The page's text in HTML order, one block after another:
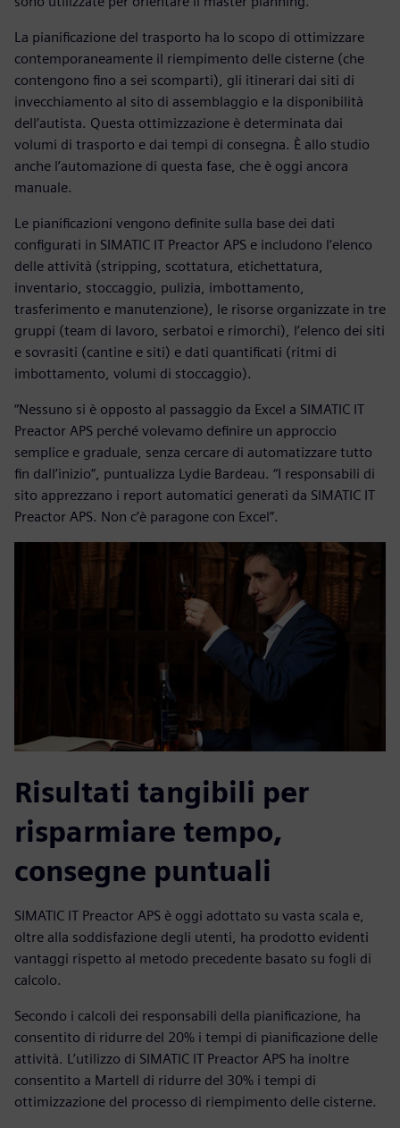
La pianificazione del trasporto ha lo scopo di ottimizzare
contemporaneamente il riempimento delle cisterne (che
contengono fino a sei scomparti), gli itinerari dai siti di
invecchiamento al sito di assemblaggio e la disponibilità
dell’autista. Questa ottimizzazione è determinata dai
volumi di trasporto e dai tempi di consegna. È allo studio
anche l’automazione di questa fase, che è oggi ancora
manuale.
Le pianificazioni vengono definite sulla base dei dati
configurati in SIMATIC IT Preactor APS e includono l’elenco
delle attività (stripping, scottatura, etichettatura,
inventario, stoccaggio, pulizia, imbottamento,
trasferimento e manutenzione), le risorse organizzate in tre
gruppi (team di lavoro, serbatoi e rimorchi), l’elenco dei siti
e sovrasiti (cantine e siti) e dati quantificati (ritmi di
imbottamento, volumi di stoccaggio).
“Nessuno si è opposto al passaggio da Excel a SIMATIC IT
Preactor APS perché volevamo definire un approccio
semplice e graduale, senza cercare di automatizzare tutto
fin dall’inizio”, puntualizza Lydie Bardeau. “I responsabili di
sito apprezzano i report automatici generati da SIMATIC IT
Preactor APS. Non c’è paragone con Excel”.
Risultati tangibili per
risparmiare tempo,
consegne puntuali
SIMATIC IT Preactor APS è oggi adottato su vasta scala e,
oltre alla soddisfazione degli utenti, ha prodotto evidenti
vantaggi rispetto al metodo precedente basato su fogli di
calcolo.
Secondo i calcoli dei responsabili della pianificazione, ha
consentito di ridurre del 20% i tempi di pianificazione delle
attività. L’utilizzo di SIMATIC IT Preactor APS ha inoltre
consentito a Martell di ridurre del 30% i tempi di
ottimizzazione del processo di riempimento delle cisterne.